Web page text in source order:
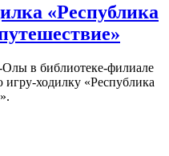
«Республика
в библиотеке-филиале
ходилку «Республика